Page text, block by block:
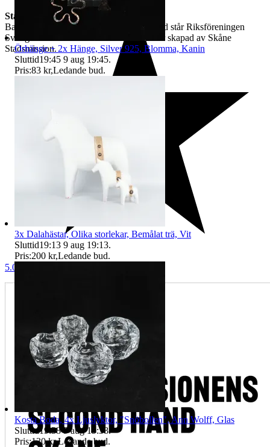
Stadsmissionens Second Hand
Bakom Skåne Stadsmissions Second Hand står Riksföreningen
Sveriges Stadsmissioner. Denna annons är skapad av Skåne
Stadsmission.
5.0
Örhänge + 2x Hänge, Silver 925, Blomma, Kanin
Sluttid19:45 9 aug 19:45.
Pris:83 kr,Ledande bud.
3x Dalahästar, Olika storlekar, Bemålat trä, Vit
Sluttid19:13 9 aug 19:13.
Pris:200 kr,Ledande bud.
Kosta Boda, 4x Ljuslyktor, "Snöbollen", Ann Wolff, Glas
Sluttid19:38 9 aug 19:38.
Pris:130 kr,Ledande bud.